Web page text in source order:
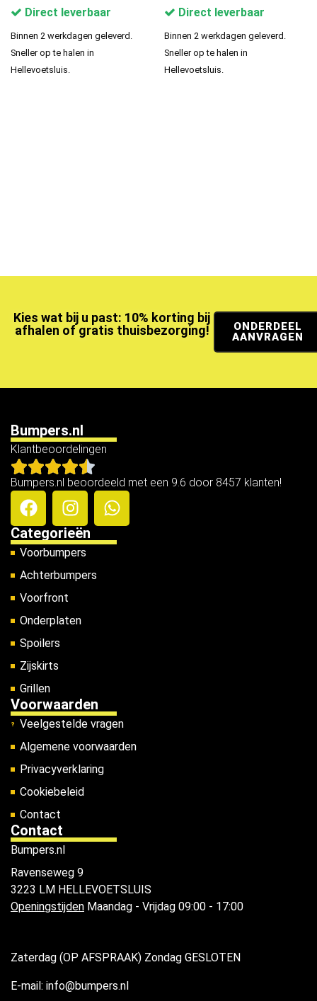
Direct leverbaar
Binnen 2 werkdagen geleverd.
Sneller op te halen in
Hellevoetsluis.
Direct leverbaar
Binnen 2 werkdagen geleverd.
Sneller op te halen in
Hellevoetsluis.
Kies wat bij u past: 10% korting bij
afhalen of gratis thuisbezorging!
ONDERDEEL
AANVRAGEN
Bumpers.nl
Klantbeoordelingen
Bumpers.nl beoordeeld met een 9.6 door 8457 klanten!
Categorieën
Voorbumpers
Achterbumpers
Voorfront
Onderplaten
Spoilers
Zijskirts
Grillen
Voorwaarden
Veelgestelde vragen
Algemene voorwaarden
Privacyverklaring
Cookiebeleid
Contact
Contact
Bumpers.nl
Ravenseweg 9
3223 LM HELLEVOETSLUIS
Openingstijden Maandag - Vrijdag 09:00 - 17:00
Zaterdag (OP AFSPRAAK) Zondag GESLOTEN
E-mail: info@bumpers.nl